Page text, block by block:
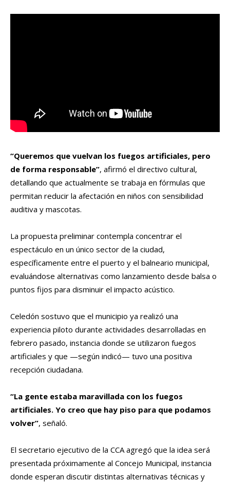
“Queremos que vuelvan los fuegos artificiales, pero
de forma responsable”, afirmó el directivo cultural,
detallando que actualmente se trabaja en fórmulas que
permitan reducir la afectación en niños con sensibilidad
auditiva y mascotas.
La propuesta preliminar contempla concentrar el
espectáculo en un único sector de la ciudad,
específicamente entre el puerto y el balneario municipal,
evaluándose alternativas como lanzamiento desde balsa o
puntos fijos para disminuir el impacto acústico.
Celedón sostuvo que el municipio ya realizó una
experiencia piloto durante actividades desarrolladas en
febrero pasado, instancia donde se utilizaron fuegos
artificiales y que —según indicó— tuvo una positiva
recepción ciudadana.
“La gente estaba maravillada con los fuegos
artificiales. Yo creo que hay piso para que podamos
volver”, señaló.
El secretario ejecutivo de la CCA agregó que la idea será
presentada próximamente al Concejo Municipal, instancia
donde esperan discutir distintas alternativas técnicas y